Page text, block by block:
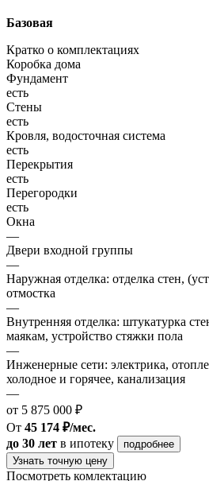
Базовая
Кратко о комплектациях
Коробка дома
Фундамент
есть
Стены
есть
Кровля, водосточная система
есть
Перекрытия
есть
Перегородки
есть
Окна
—
Двери входной группы
—
Наружная отделка: отделка стен,
отмостка
—
Внутренняя отделка: штукатурка
маякам, устройство стяжки пола
—
Инженерные сети: электрика,
холодное и горячее, канализация
—
от 5 875 000 ₽
От 45 174 ₽/мес.
до 30 лет в ипотеку
подробнее
Узнать точную цену
Посмотреть комлектацию